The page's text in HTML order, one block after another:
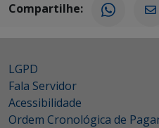
Compartilhe:
LGPD
Fala Servidor
Acessibilidade
Ordem Cronológica de